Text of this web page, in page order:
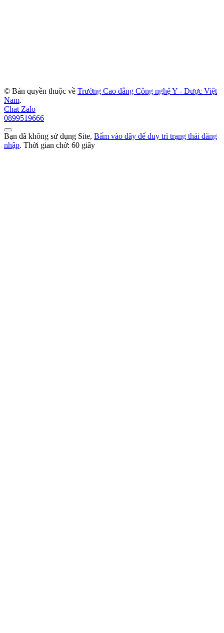
© Bản quyền thuộc về Trường Cao đẳng Công nghệ Y - Dược Việt
Nam.
Chat Zalo
0899519666
Bạn đã không sử dụng Site, Bấm vào đây để duy trì trạng thái đăng
nhập. Thời gian chờ: 60 giây